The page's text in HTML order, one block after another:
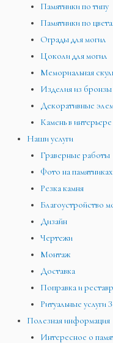
Памятники по типу
Памятники по
Ограды для могил
Цоколи для могил
Мемориальная
Изделия из бронзы
Декоративные
Камень в интерьере
Наши услуги
Граверные работы
Фото на памятниках
Резка камня
Благоустройство
Дизайн
Чертежи
Монтаж
Доставка
Поправка и
Ритуальные услуги
Полезная информация
Интересное о